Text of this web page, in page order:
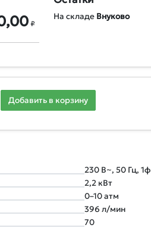
₽
На складе Внуково
Добавить в корзину
230 В~, 50 Гц, 1ф
2,2 кВт
0–10 атм
396 л/мин
70